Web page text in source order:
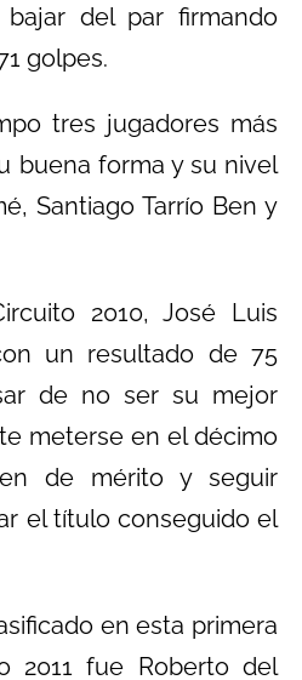
bajar del par firmando
golpes.
tres jugadores más
buena forma y su nivel
Santiago Tarrío Ben y
2010, José Luis
un resultado de 75
de no ser su mejor
meterse en el décimo
de mérito y seguir
el título conseguido el
en esta primera
2011 fue Roberto del